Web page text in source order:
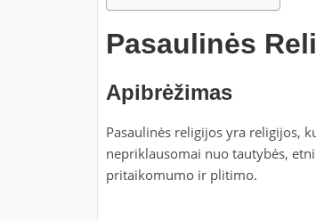
Pasaulinės
Apibrėžimas
Pasaulinės religijos yra religijos,
nepriklausomai nuo tautybės,
pritaikomumo ir plitimo.